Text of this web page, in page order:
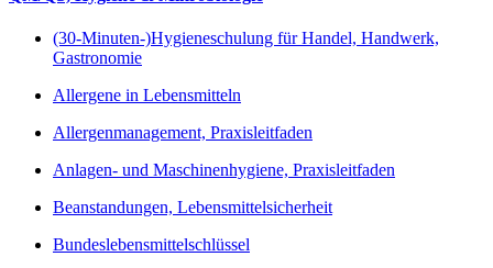
(30-Minuten-)Hygieneschulung für Handel, Handwerk,
Gastronomie
Allergene in Lebensmitteln
Allergenmanagement, Praxisleitfaden
Anlagen- und Maschinenhygiene, Praxisleitfaden
Beanstandungen, Lebensmittelsicherheit
Bundeslebensmittelschlüssel